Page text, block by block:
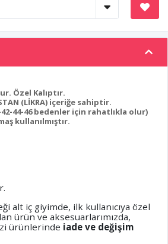
Özel Kalıptır.
(LİKRA) içeriğe sahiptir.
44-46 bedenler için rahatlıkla olur)
kullanılmıştır.
alt iç giyimde, ilk kullanıcıya özel
ürün ve aksesuarlarımızda,
ürünlerinde iade ve değişim